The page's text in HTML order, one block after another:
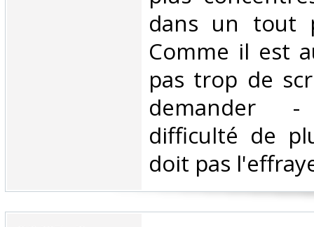
dans un tout
Comme il est
pas trop de
demander
difficulté de
doit pas